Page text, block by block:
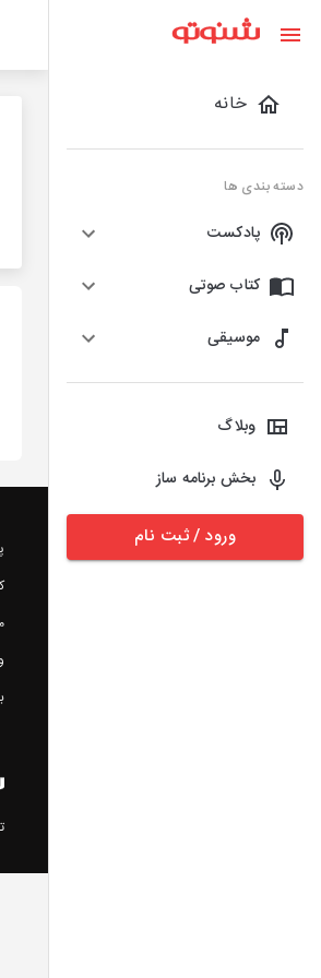
خانه
دسته بندی ها
پادکست
کتاب صوتی
موسیقی
وبلاگ
بخش برنامه ساز
ورود / ثبت نام